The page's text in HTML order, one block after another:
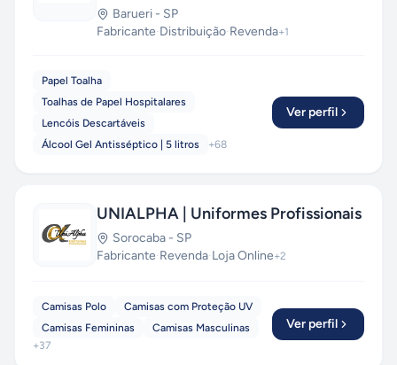
Barueri - SP
Fabricante·Distribuição·Revenda+1
Papel Toalha
Toalhas de Papel Hospitalares
Lencóis Descartáveis
Álcool Gel Antisséptico | 5 litros
+68
Ver perfil
UNIALPHA | Uniformes Profissionais
Sorocaba - SP
Fabricante·Revenda·Loja Online+2
Camisas Polo
Camisas com Proteção UV
Camisas Femininas
Camisas Masculinas
+37
Ver perfil